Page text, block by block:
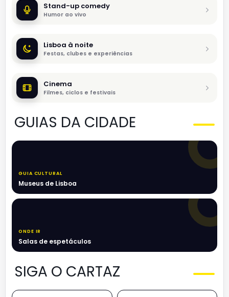
Stand-up comedy
Humor ao vivo
Lisboa à noite
Festas, clubes e experiências
Cinema
Filmes, ciclos e festivais
GUIAS DA CIDADE
GUIA CULTURAL
Museus de Lisboa
ONDE IR
Salas de espetáculos
SIGA O CARTAZ